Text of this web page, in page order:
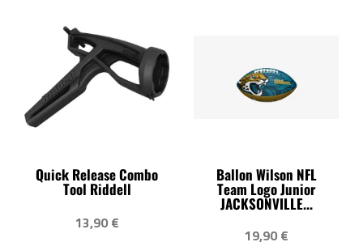
Quick Release Combo
Tool Riddell
13,90 €
Ballon Wilson NFL
Team Logo Junior
JACKSONVILLE...
19,90 €